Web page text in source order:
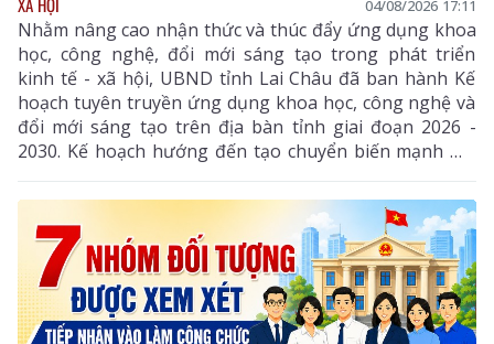
04/08/2026 17:11
Nhằm nâng cao nhận thức và thúc đẩy ứng dụng khoa
học, công nghệ, đổi mới sáng tạo trong phát triển
kinh tế - xã hội, UBND tỉnh Lai Châu đã ban hành Kế
hoạch tuyên truyền ứng dụng khoa học, công nghệ và
đổi mới sáng tạo trên địa bàn tỉnh giai đoạn 2026 -
2030. Kế hoạch hướng đến tạo chuyển biến mạnh mẽ
từ nhận thức đến hành động, phát huy vai trò của
khoa học, công nghệ, đổi mới sáng tạo và chuyển đổi
số, góp phần thực hiện hiệu quả các mục tiêu phát
triển của tỉnh trong giai đoạn mới.